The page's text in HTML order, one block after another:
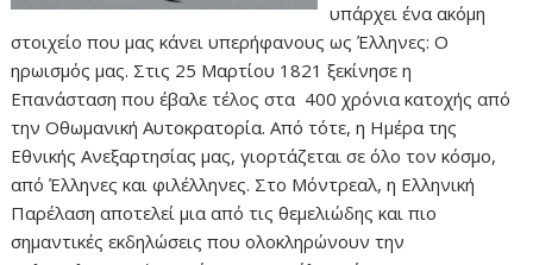
υπάρχει ένα ακόμη
στοιχείο που μας κάνει υπερήφανους ως Έλληνες: Ο
ηρωισμός μας. Στις 25 Μαρτίου 1821 ξεκίνησε η
Επανάσταση που έβαλε τέλος στα 400 χρόνια κατοχής από
την Οθωμανική Αυτοκρατορία. Από τότε, η Ημέρα της
Εθνικής Ανεξαρτησίας μας, γιορτάζεται σε όλο τον κόσμο,
από Έλληνες και φιλέλληνες. Στο Μόντρεαλ, η Ελληνική
Παρέλαση αποτελεί μια από τις θεμελιώδης και πιο
σημαντικές εκδηλώσεις που ολοκληρώνουν την